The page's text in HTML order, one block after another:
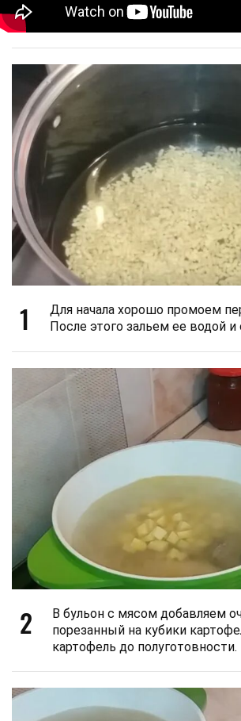
1
Для начала хорошо промоем
После этого зальем ее водой и
2
В бульон с мясом добавляем
порезанный на кубики
картофель до полуготовности.